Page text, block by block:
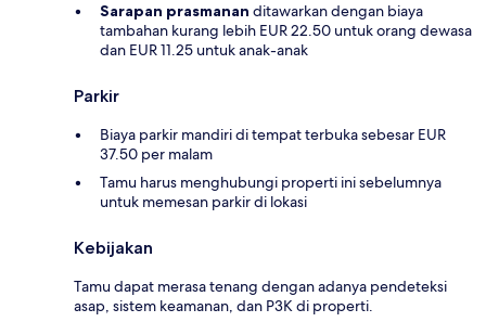
Sarapan prasmanan ditawarkan dengan biaya
tambahan kurang lebih EUR 22.50 untuk orang dewasa
dan EUR 11.25 untuk anak-anak
Parkir
Biaya parkir mandiri di tempat terbuka sebesar EUR
37.50 per malam
Tamu harus menghubungi properti ini sebelumnya
untuk memesan parkir di lokasi
Kebijakan
Tamu dapat merasa tenang dengan adanya pendeteksi
asap, sistem keamanan, dan P3K di properti.